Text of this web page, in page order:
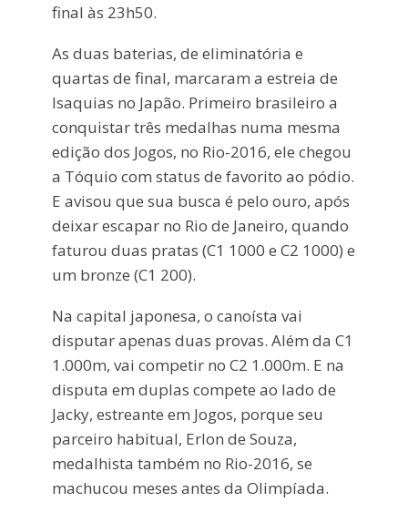
final às 23h50.
As duas baterias, de eliminatória e
quartas de final, marcaram a estreia de
Isaquias no Japão. Primeiro brasileiro a
conquistar três medalhas numa mesma
edição dos Jogos, no Rio-2016, ele chegou
a Tóquio com status de favorito ao pódio.
E avisou que sua busca é pelo ouro, após
deixar escapar no Rio de Janeiro, quando
faturou duas pratas (C1 1000 e C2 1000) e
um bronze (C1 200).
Na capital japonesa, o canoísta vai
disputar apenas duas provas. Além da C1
1.000m, vai competir no C2 1.000m. E na
disputa em duplas compete ao lado de
Jacky, estreante em Jogos, porque seu
parceiro habitual, Erlon de Souza,
medalhista também no Rio-2016, se
machucou meses antes da Olimpíada.